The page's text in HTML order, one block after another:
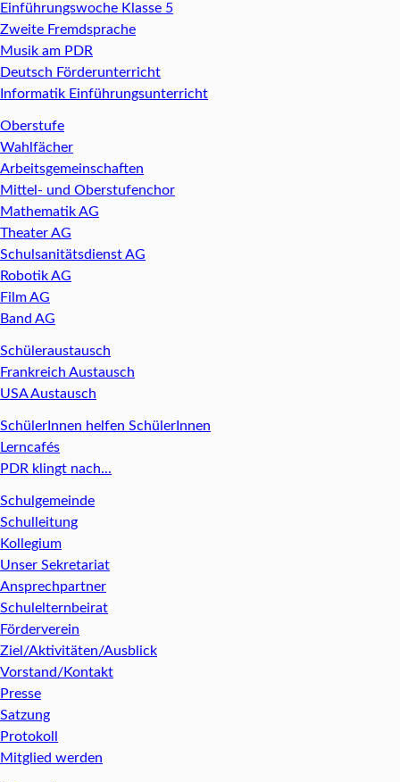
Einführungswoche Klasse 5
Zweite Fremdsprache
Musik am PDR
Deutsch Förderunterricht
Informatik Einführungsunterricht
Oberstufe
Wahlfächer
Arbeitsgemeinschaften
Mittel- und Oberstufenchor
Mathematik AG
Theater AG
Schulsanitätsdienst AG
Robotik AG
Film AG
Band AG
Schüleraustausch
Frankreich Austausch
USA Austausch
SchülerInnen helfen SchülerInnen
Lerncafés
PDR klingt nach...
Schulgemeinde
Schulleitung
Kollegium
Unser Sekretariat
Ansprechpartner
Schulelternbeirat
Förderverein
Ziel/Aktivitäten/Ausblick
Vorstand/Kontakt
Presse
Satzung
Protokoll
Mitglied werden